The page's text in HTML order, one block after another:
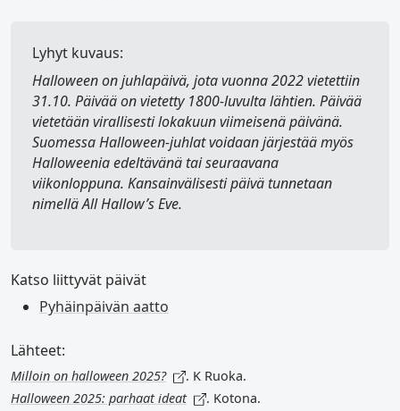
Lyhyt kuvaus:
Halloweenon juhlapäivä, jota vuonna 2022 vietettiin
31.10. Päivää on vietetty 1800-luvulta lähtien. Päivää
vietetään virallisesti lokakuun viimeisenä päivänä.
Suomessa Halloween-juhlat voidaan järjestää myös
Halloweenia edeltävänä tai seuraavana
viikonloppuna. Kansainvälisesti päivä tunnetaan
nimelläAll Hallow’s Eve.
Katso liittyvät päivät
Pyhäinpäivän aatto
Lähteet:
Milloin on halloween 2025?
. K Ruoka.
Halloween 2025: parhaat ideat
. Kotona.